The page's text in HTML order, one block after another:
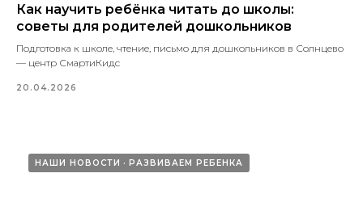
Как научить ребёнка читать до школы:
советы для родителей дошкольников
Подготовка к школе, чтение, письмо для дошкольников в Солнцево
— центр СмартиКидс
20.04.2026
НАШИ НОВОСТИ РАЗВИВАЕМ РЕБЕНКА